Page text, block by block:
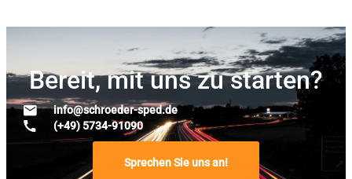
Bereit, mit uns zustarten?
info@schroeder-sped.de
(+49) 5734-91090
Sprechen Sie uns an!